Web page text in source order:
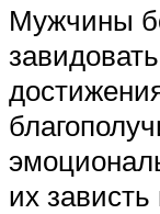
Мужчины
их зависть